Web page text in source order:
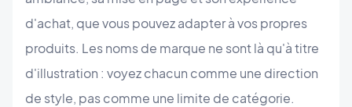
d'achat, que vous pouvez adapter à vos propres
produits. Les noms de marque ne sont là qu'à titre
d'illustration : voyez chacun comme une direction
de style, pas comme une limite de catégorie.